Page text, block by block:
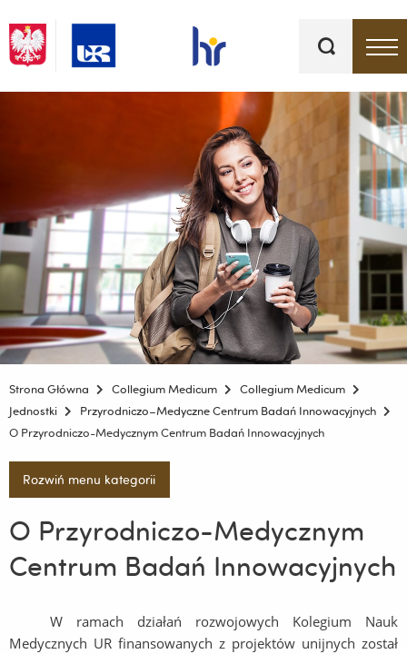
kluczowe
Strona Główna Collegium Medicum
Collegium Medicum
Jednostki
Przyrodniczo–Medyczne Centrum Badań Innowacyjnych
O Przyrodniczo-Medycznym Centrum Badań Innowacyjnych
Rozwiń menu kategorii
O Przyrodniczo-Medycznym
Centrum Badań Innowacyjnych
W ramach działań rozwojowych Kolegium Nauk
Medycznych UR finansowanych z projektów unijnych został